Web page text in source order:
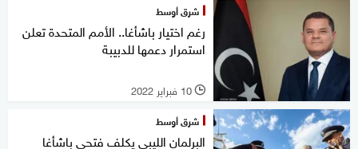
شرق أوسط
رغم اختيار باشأغا.. الأمم المتحدة تعلن
استمرار دعمها للدبيبة
l 10 فبراير 2022
شرق أوسط
البرلمان الليبي يكلف فتحي باشأغا